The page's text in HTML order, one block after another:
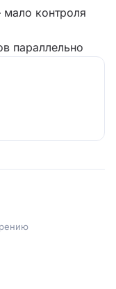
контроля
параллельно